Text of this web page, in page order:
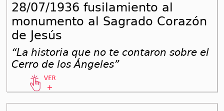
28/07/1936 fusilamiento al
monumento al Sagrado Corazón
de Jesús
“La historia que no te contaron sobre el
Cerro de los Ángeles”